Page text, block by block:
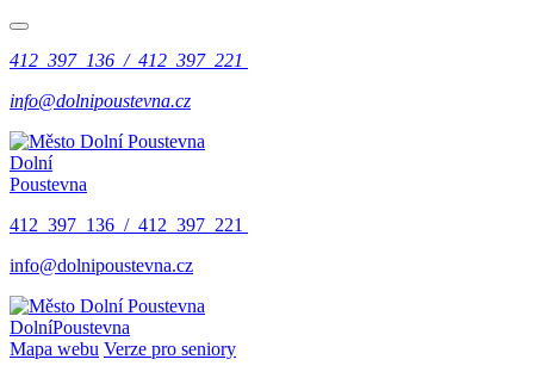
412 397 136 / 412 397 221
info@dolnipoustevna.cz
Dolní
Poustevna
412 397 136 / 412 397 221
info@dolnipoustevna.cz
DolníPoustevna
Mapa webu Verze pro seniory